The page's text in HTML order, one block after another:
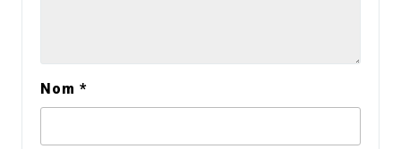
Nom *